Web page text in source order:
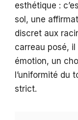
esthétique :
sol, une
discret aux
carreau posé,
émotion, un
l’uniformité du
strict.